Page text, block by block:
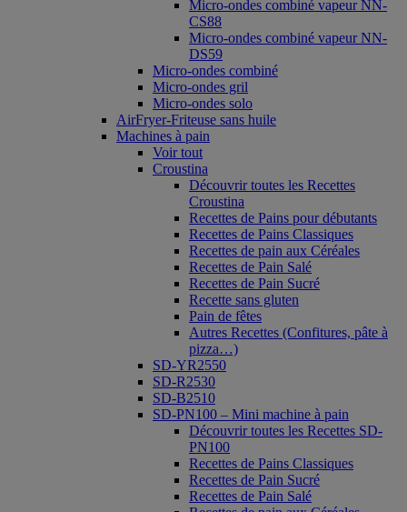
Micro-ondes combiné vapeur NN-
CS88
Micro-ondes combiné vapeur NN-
DS59
Micro-ondes combiné
Micro-ondes gril
Micro-ondes solo
AirFryer-Friteuse sans huile
Machines à pain
Voir tout
Croustina
Découvrir toutes les Recettes
Croustina
Recettes de Pains pour débutants
Recettes de Pains Classiques
Recettes de pain aux Céréales
Recettes de Pain Salé
Recettes de Pain Sucré
Recette sans gluten
Pain de fêtes
Autres Recettes (Confitures, pâte à
pizza…)
SD-YR2550
SD-R2530
SD-B2510
SD-PN100 – Mini machine à pain
Découvrir toutes les Recettes SD-
PN100
Recettes de Pains Classiques
Recettes de Pain Sucré
Recettes de Pain Salé